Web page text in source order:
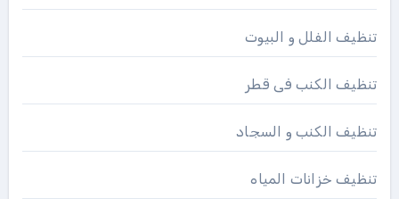
تنظيف الفلل و البيوت
تنظيف الكنب فى قطر
تنظيف الكنب و السجاد
تنظيف خزانات المياه